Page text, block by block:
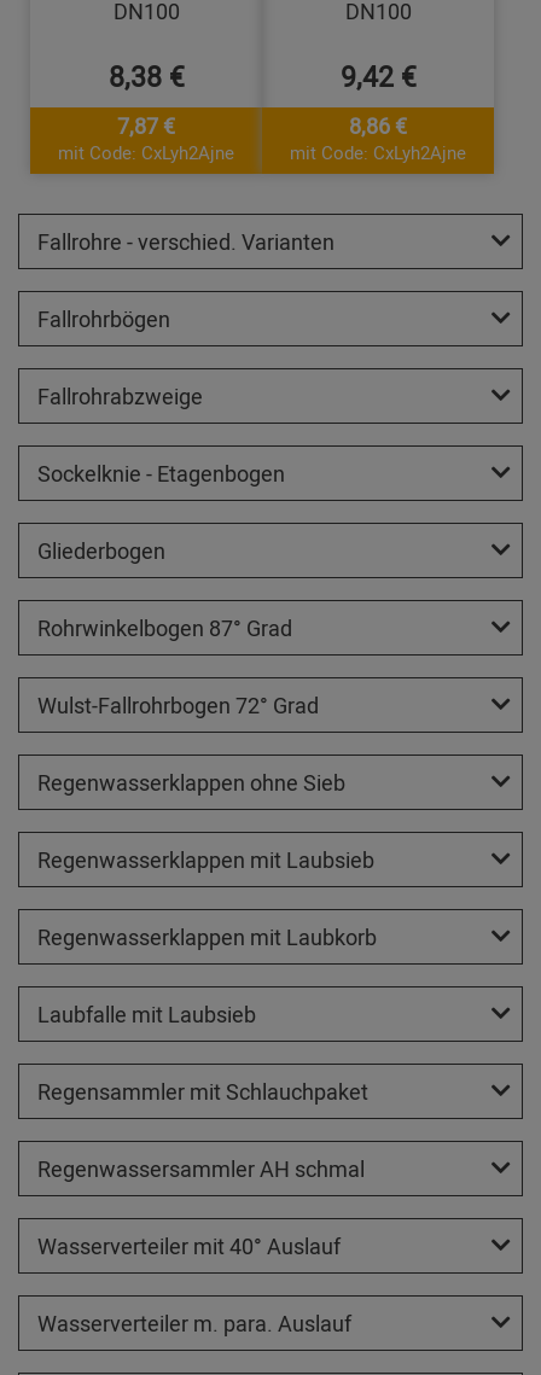
DN100
8,38 €
7,87 €
mit Code: CxLyh2Ajne
DN100
9,42 €
8,86 €
mit Code: CxLyh2Ajne
Fallrohre - verschied. Varianten
Fallrohrbögen
Fallrohrabzweige
Sockelknie - Etagenbogen
Gliederbogen
Rohrwinkelbogen 87° Grad
Wulst-Fallrohrbogen 72° Grad
Regenwasserklappen ohne Sieb
Regenwasserklappen mit Laubsieb
Regenwasserklappen mit Laubkorb
Laubfalle mit Laubsieb
Regensammler mit Schlauchpaket
Regenwassersammler AH schmal
Wasserverteiler mit 40° Auslauf
Wasserverteiler m. para. Auslauf